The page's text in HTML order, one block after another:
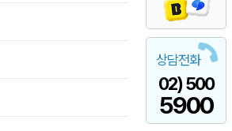
상담전화
02) 500
5900